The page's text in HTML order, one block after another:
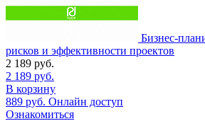
Бизнес-
рисков и эффективности проектов
2 189 руб.
2 189 руб.
В корзину
889 руб. Онлайн доступ
Ознакомиться